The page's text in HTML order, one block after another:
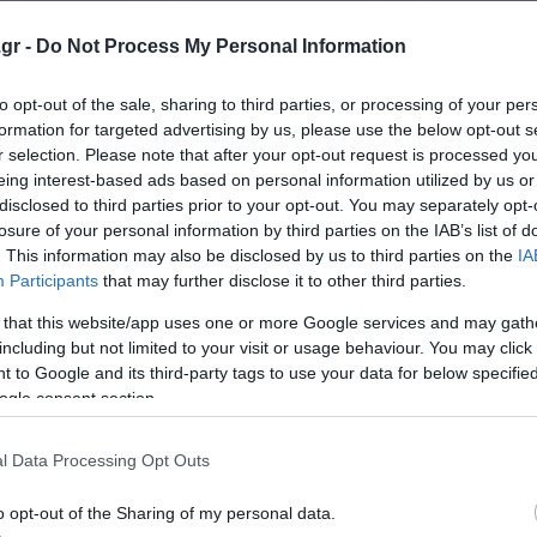
- Do Not Process My Personal Information
opt-out of the sale, sharing to third parties, or processing of your
for targeted advertising by us, please use the below opt-out
selection. Please note that after your opt-out request is processed
interest-based ads based on personal information utilized by us
to third parties prior to your opt-out. You may separately
of your personal information by third parties on the IAB’s list of
This information may also be disclosed by us to third parties on the
Participants that may further disclose it to other third parties.
that this website/app uses one or more Google services and may
but not limited to your visit or usage behaviour. You may
to Google and its third-party tags to use your data for below
consent section.
Data Processing Opt Outs
opt-out of the Sharing of my personal data.
ενίσχυση της αποδοτικότητας και στη
από την COSMOTE TELEKOM
στην ετήσια Έκθεση Βιώσιμης Ανάπτυξης
των άμεσων πληρωμών είναι ήδη εδώ
Lykavitos.gr στο Google News
όλες τις ειδήσεις